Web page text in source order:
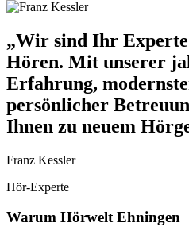
„Wir sind Ihr Experte
Hören. Mit unserer
Erfahrung,
persönlicher
Ihnen zu neuem
Franz Kessler
Hör-Experte
Warum Hörwelt Ehningen